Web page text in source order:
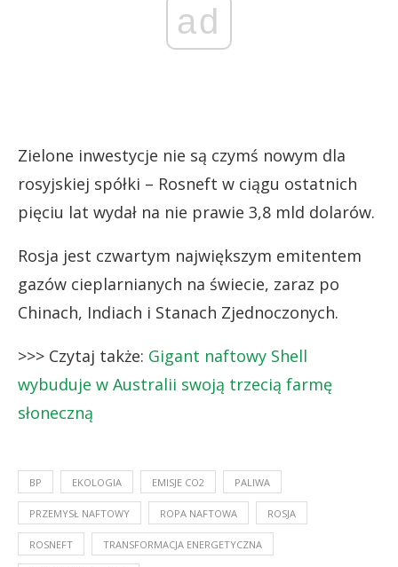
ad
Zielone inwestycje nie są czymś nowym dla
rosyjskiej spółki – Rosneft w ciągu ostatnich
pięciu lat wydał na nie prawie 3,8 mld dolarów.
Rosja jest czwartym największym emitentem
gazów cieplarnianych na świecie, zaraz po
Chinach, Indiach i Stanach Zjednoczonych.
>>> Czytaj także: Gigant naftowy Shell
wybuduje w Australii swoją trzecią farmę
słoneczną
BP EKOLOGIA EMISJE CO2 PALIWA
PRZEMYSŁ NAFTOWY ROPA NAFTOWA ROSJA
ROSNEFT TRANSFORMACJA ENERGETYCZNA